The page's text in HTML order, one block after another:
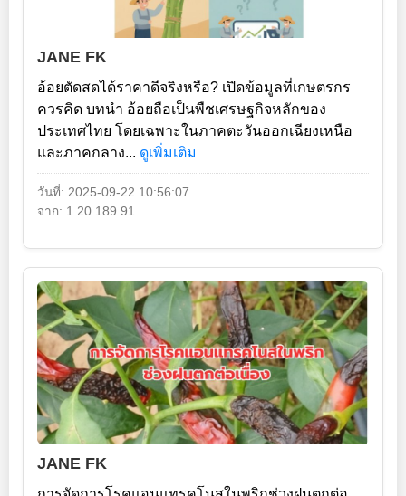
JANE FK
อ้อยตัดสดได้ราคาดีจริงหรือ? เปิดข้อมูลที่เกษตรกร
ควรคิด บทนำ อ้อยถือเป็นพืชเศรษฐกิจหลักของ
ประเทศไทย โดยเฉพาะในภาคตะวันออกเฉียงเหนือ
และภาคกลาง... ดูเพิ่มเติม
วันที่: 2025-09-22 10:56:07
จาก: 1.20.189.91
JANE FK